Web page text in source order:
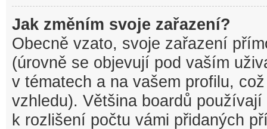
Jak změním svoje zařazení?
Obecně vzato, svoje zařazení
(úrovně se objevují pod vaším
v tématech a na vašem profilu,
vzhledu). Většina boardů
k rozlišení počtu vámi přidaných